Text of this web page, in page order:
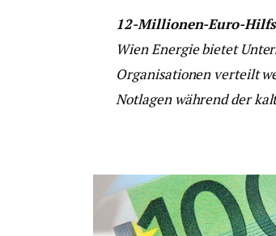
12-Millionen-Euro-
Wien Energie bietet
Organisationen verteilt
Notlagen während der